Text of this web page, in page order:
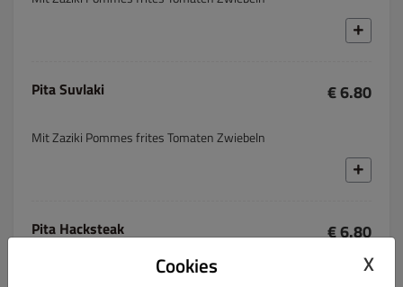
Pita Suvlaki € 6.80
Mit Zaziki Pommes frites Tomaten Zwiebeln
Pita Hacksteak € 6.80
Mit Zaziki Pommes frites Tomaten Zwiebel
Cookies X